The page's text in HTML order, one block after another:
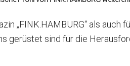
„FINK.HAMBURG“ als auch
gerüstet sind für die